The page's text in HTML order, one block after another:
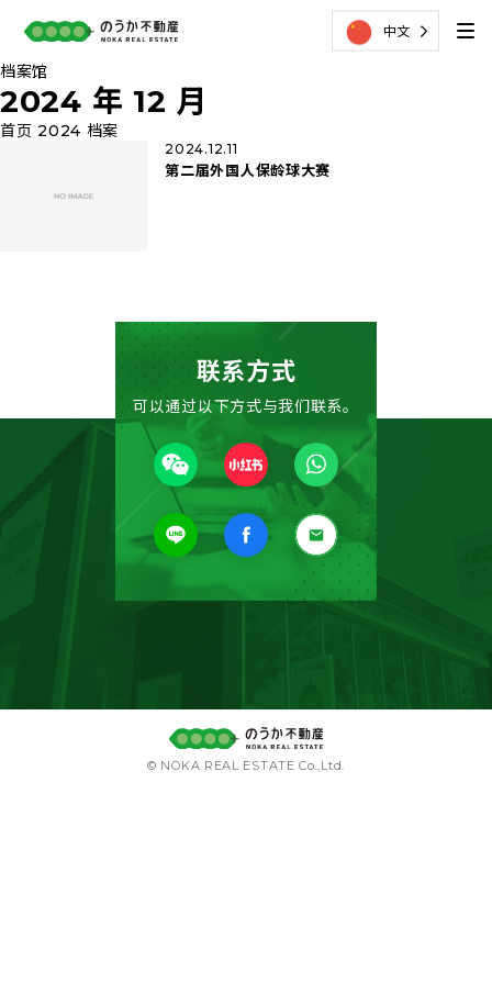
中文
档案馆
2024 年 12 月
首页 2024 档案
2024.12.11
第二届外国人保龄球大赛
联系方式
可以通过以下方式与我们联系。
© NOKA REAL ESTATE Co.,Ltd.